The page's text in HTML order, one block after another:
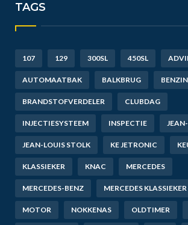
TAGS
107 129 300SL 450SL
AUTOMAATBAK BALKBRUG
BRANDSTOFVERDELER CLUBDAG
INJECTIESYSTEEM INSPECTIE
JEAN-LOUIS STOLK KE JETRONIC
KLASSIEKER KNAC MERCEDES
MERCEDES-BENZ MERCEDES
MOTOR NOKKENAS OLDTIMER